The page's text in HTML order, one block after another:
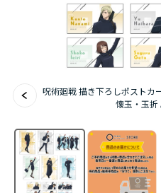
『無職転生Ⅲ ～異世界行
『ふつつかな悪女ではご
呪術廻戦 描き下ろしポストカ
懐玉・玉折